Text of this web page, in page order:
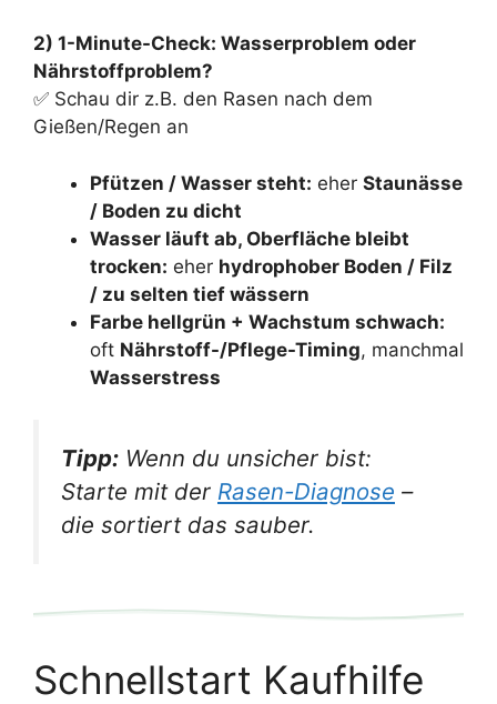
2) 1-Minute-Check: Wasserproblem oder
Nährstoffproblem?
✅ Schau dir z.B. den Rasen nach dem
Gießen/Regen an
Pfützen / Wasser steht: eher Staunässe
/ Boden zu dicht
Wasser läuft ab, Oberfläche bleibt
trocken: eher hydrophober Boden / Filz
/ zu selten tief wässern
Farbe hellgrün + Wachstum schwach:
oft Nährstoff-/Pflege-Timing, manchmal
Wasserstress
Tipp: Wenn du unsicher bist:
Starte mit der Rasen-Diagnose –
die sortiert das sauber.
Schnellstart Kaufhilfe